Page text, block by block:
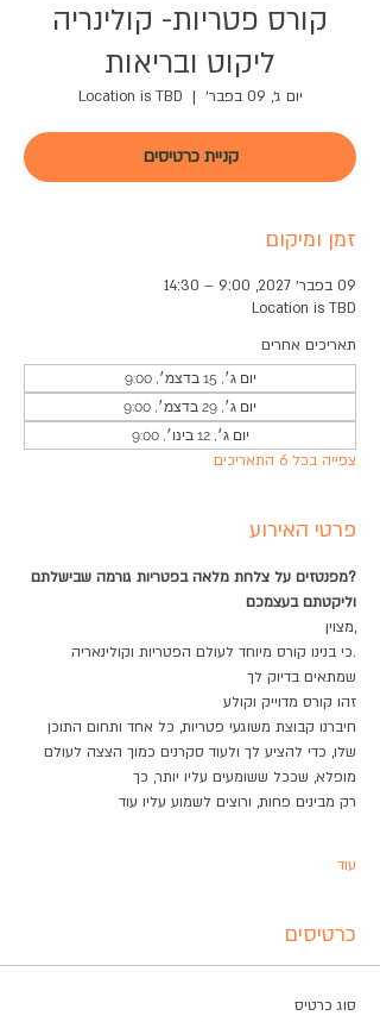
קורס פטריות- קולינריה
ליקוט ובריאות
יום ג׳, 09 בפבר׳
  |
Location is TBD
קניית כרטיסים
זמן ומיקום
09 בפבר׳ 2027, 9:00 – 14:30
Location is TBD
תאריכים אחרים
יום ג׳, 15 בדצמ׳, 9:00
יום ג׳, 29 בדצמ׳, 9:00
יום ג׳, 12 בינו׳, 9:00
צפייה בכל 6 התאריכים
פרטי האירוע
?מפנטזים על צלחת מלאה בפטריות גורמה שבישלתם
וליקטתם בעצמכם​
,מצוין
.כי בנינו קורס מיוחד לעולם הפטריות וקולינאריה
שמתאים בדיוק לך
זהו קורס מדוייק וקולע
חיברנו קבוצת משוגעי פטריות, כל אחד ותחום התוכן
שלו, כדי להציע לך ולעוד סקרנים כמוך הצצה לעולם
מופלא, שככל ששומעים עליו יותר, כך
רק מבינים פחות, ורוצים לשמוע עליו עוד
עוד
כרטיסים
סוג כרטיס